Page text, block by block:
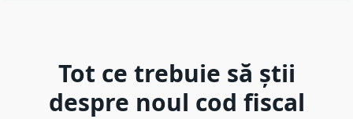
Tot ce trebuie să știi
despre noul cod fiscal